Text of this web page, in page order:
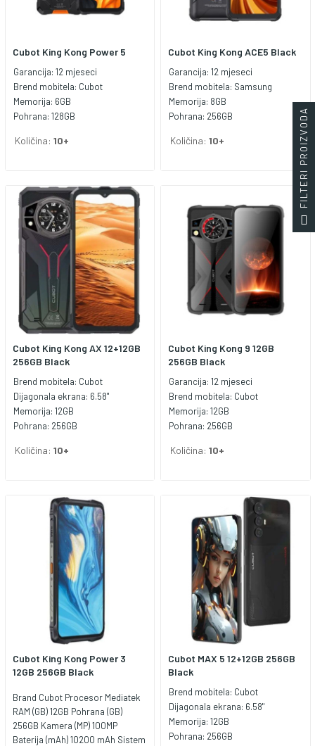
Cubot King Kong Power 5
Garancija: 12 mjeseci
Brend mobitela: Cubot
Memorija: 6GB
Pohrana: 128GB
Količina: 10+
Cubot King Kong ACE5 Black
Garancija: 12 mjeseci
Brend mobitela: Samsung
Memorija: 8GB
Pohrana: 256GB
Količina: 10+
Cubot King Kong AX 12+12GB
256GB Black
Brend mobitela: Cubot
Dijagonala ekrana: 6.58"
Memorija: 12GB
Pohrana: 256GB
Količina: 10+
Cubot King Kong 9 12GB
256GB Black
Garancija: 12 mjeseci
Brend mobitela: Cubot
Memorija: 12GB
Pohrana: 256GB
Količina: 10+
Cubot King Kong Power 3
12GB 256GB Black
Brand Cubot Procesor Mediatek
RAM (GB) 12GB Pohrana (GB)
256GB Kamera (MP) 100MP
Baterija (mAh) 10200 mAh Sistem
Cubot MAX 5 12+12GB 256GB
Black
Brend mobitela: Cubot
Dijagonala ekrana: 6.58"
Memorija: 12GB
Pohrana: 256GB
FILTERI PROIZVODA